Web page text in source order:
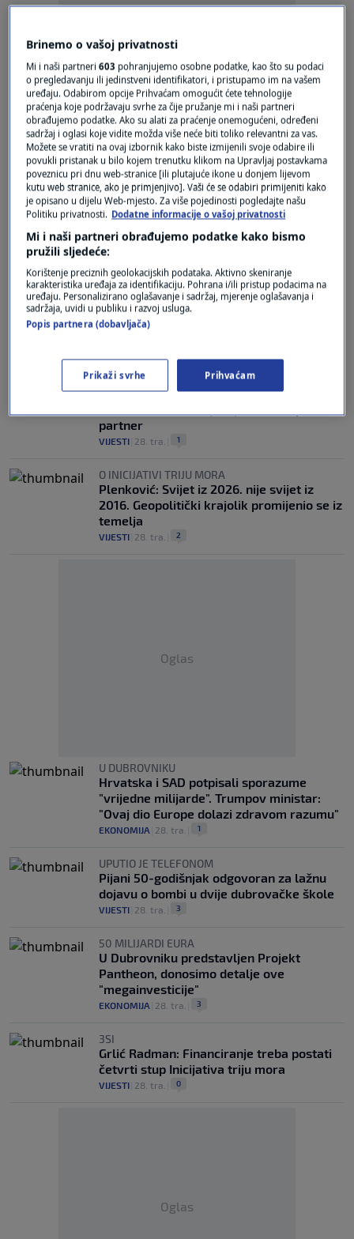
Oglas
"OPORBA JE PARALIZIRALA SUD"
Plenković o SDP-u oko izbora ustavnih
sudaca: "Toga nema ni u dječjem vrtiću,
moj Ivan bi bio bolji pregovarač"
VIJESTI 29. tra.
EUROZASTUPNICA
Brnjac: Jadransko-jonski koridor ključan
je za povezivanje Europe
INICIJATIVA TRIJU MORA
Plenković i predsjednici Poljske i
partner
VIJESTI 28. tra. 1
O INICIJATIVI TRIJU MORA
Plenković: Svijet iz 2026. nije svijet iz
2016. Geopolitički krajolik promijenio se iz
temelja
VIJESTI 28. tra. 2
Oglas
U DUBROVNIKU
Hrvatska i SAD potpisali sporazume
"vrijedne milijarde". Trumpov ministar:
"Ovaj dio Europe dolazi zdravom razumu"
EKONOMIJA 28. tra. 1
UPUTIO JE TELEFONOM
Pijani 50-godišnjak odgovoran za lažnu
dojavu o bombi u dvije dubrovačke škole
VIJESTI 28. tra. 3
50 MILIJARDI EURA
U Dubrovniku predstavljen Projekt
Pantheon, donosimo detalje ove
"megainvesticije"
EKONOMIJA 28. tra. 3
3SI
Grlić Radman: Financiranje treba postati
četvrti stup Inicijativa triju mora
VIJESTI 28. tra. 0
Oglas
Brinemo o vašoj privatnosti
Mi i naši partneri603 pohranjujemo osobne podatke, kao što su podaci
o pregledavanju ili jedinstveni identifikatori, i pristupamo im na vašem
uređaju. Odabirom opcije Prihvaćam omogućit ćete tehnologije
praćenja koje podržavaju svrhe za čije pružanje mi i naši partneri
obrađujemo podatke. Ako su alati za praćenje onemogućeni, određeni
sadržaj i oglasi koje vidite možda više neće biti toliko relevantni za vas.
Možete se vratiti na ovaj izbornik kako biste izmijenili svoje odabire ili
povukli pristanak u bilo kojem trenutku klikom na Upravljaj postavkama
poveznicu pri dnu web-stranice [ili plutajuće ikone u donjem lijevom
kutu web stranice, ako je primjenjivo]. Vaši će se odabiri primijeniti kako
je opisano u dijelu Web-mjesto. Za više pojedinosti pogledajte našu
Politiku privatnosti. Dodatne informacije o vašoj privatnosti
Mi i naši partneri obrađujemo podatke kako bismo
pružili sljedeće:
Korištenje preciznih geolokacijskih podataka. Aktivno skeniranje
karakteristika uređaja za identifikaciju. Pohrana i/ili pristup podacima na
uređaju. Personalizirano oglašavanje i sadržaj, mjerenje oglašavanja i
sadržaja, uvidi u publiku i razvoj usluga.
Popis partnera (dobavljača)
Prikaži svrhe Prihvaćam